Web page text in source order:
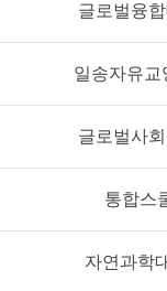
글로벌융
글로벌사
통합스
자연과학